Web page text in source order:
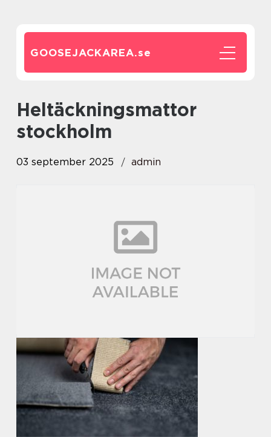
GOOSEJACKAREA.se
heltäckningsmattor
stockholm
03 september 2025 admin